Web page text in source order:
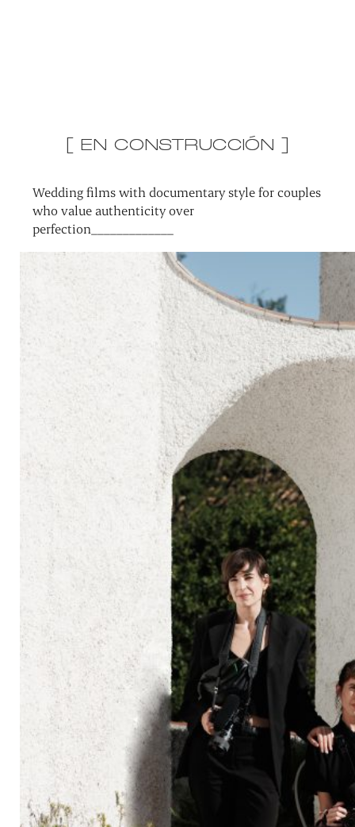
[ EN CONSTRUCCIÓN ]
Wedding films with documentary style for couples
who value authenticity over
perfection_____________